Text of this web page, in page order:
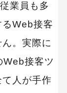
業員も多
Web接客
。実際に
接客ツ
人が手作